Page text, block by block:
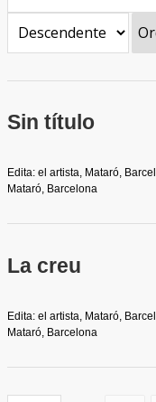
Sin título
Edita: el artista, Mataró,
Mataró, Barcelona
La creu
Edita: el artista, Mataró,
Mataró, Barcelona